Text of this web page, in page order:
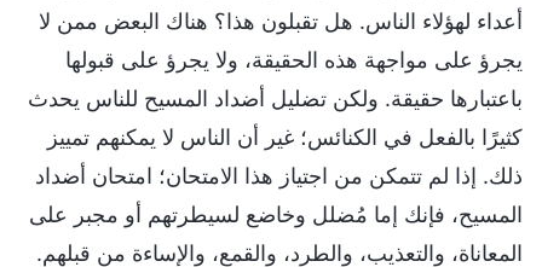
أعداء لهؤلاء الناس. هل تقبلون هذا؟ هناك البعض ممن لا
يجرؤ على مواجهة هذه الحقيقة، ولا يجرؤ على قبولها
باعتبارها حقيقة. ولكن تضليل أضداد المسيح للناس يحدث
كثيرًا بالفعل في الكنائس؛ غير أن الناس لا يمكنهم تمييز
ذلك. إذا لم تتمكن من اجتياز هذا الامتحان؛ امتحان أضداد
المسيح، فإنك إما مُضلل وخاضع لسيطرتهم أو مجبر على
المعاناة، والتعذيب، والطرد، والقمع، والإساءة من قبلهم.